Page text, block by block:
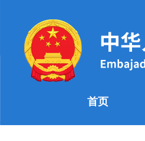
首页